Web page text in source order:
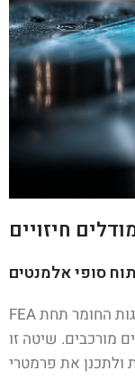
חיזויים
FEA הוא כלי ממוחשב המדמה את התנהגות החומר תחת
מורכבים. שיטה זו
את פרמטרי